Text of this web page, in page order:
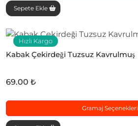
Sepete Ekle
Hızlı Kargo
Kabak Çekirdeği Tuzsuz Kavrulmuş
69.00 ₺
Gramaj Seçenekleri